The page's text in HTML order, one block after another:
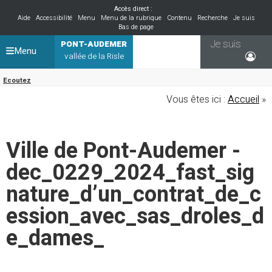
Accès direct :
Aide
Accessibilité Menu Menu de la rubrique Contenu Recherche
Je suis
Bas de page
PONT-AUDEMER
vallée de la Risle
Ecoutez
Je suis
Menu
Vous êtes ici : Accueil »
Ville de Pont-Audemer -
dec_0229_2024_fast_sig
nature_d’un_contrat_de_c
ession_avec_sas_droles_d
e_dames_